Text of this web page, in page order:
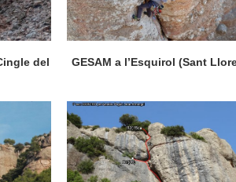
del
GESAM a l’Esquirol (Sant